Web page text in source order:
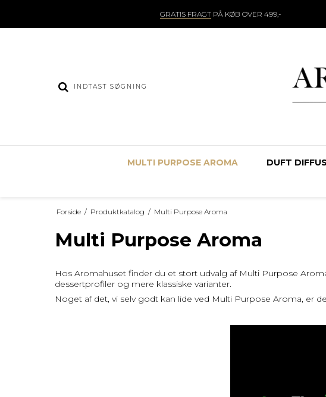
GRATIS FRAGTPÅ KØB OVER 499,-
MULTI PURPOSE AROMA DUFT
Forside / Produktkatalog / Multi Purpose Aroma
Multi Purpose Aroma
Hos Aromahuset finder du et stort udvalg af Multi Purpose
dessertprofiler og mere klassiske varianter.
Noget af det, vi selv godt kan lide ved Multi Purpose Aroma, er